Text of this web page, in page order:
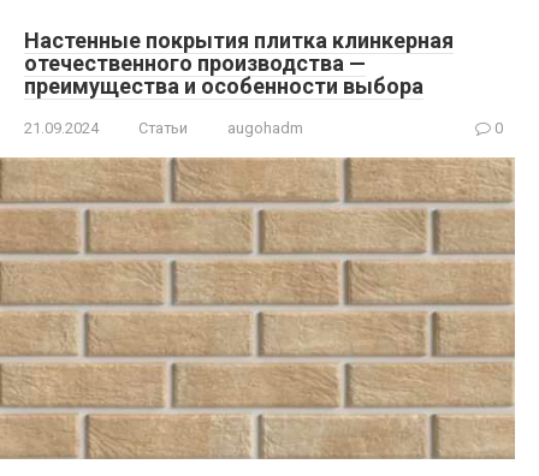
Настенные покрытия плитка клинкерная
отечественного производства —
преимущества и особенности выбора
21.09.2024 Статьи augohadm 0